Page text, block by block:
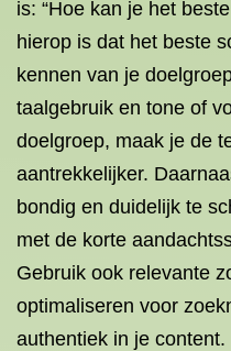
is: “Hoe kan je het
hierop is dat het beste
kennen van je
taalgebruik en tone of
doelgroep, maak je de
aantrekkelijker.
bondig en duidelijk te
met de korte
Gebruik ook relevante
optimaliseren voor
authentiek in je